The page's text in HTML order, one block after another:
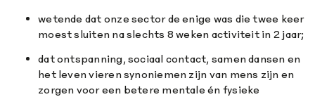
wetende dat onze sector de enige was die twee keer
moest sluiten na slechts 8 weken activiteit in 2 jaar;
dat ontspanning, sociaal contact, samen dansen en
het leven vieren synoniemen zijn van mens zijn en
zorgen voor een betere mentale én fysieke